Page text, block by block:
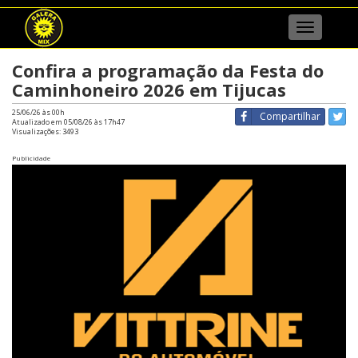
Menu
Confira a programação da Festa do
Caminhoneiro 2026 em Tijucas
Compartilhar
25/06/26 às 00h
Atualizado em 05/08/26 às 17h47
Visualizações: 3493
Publicidade